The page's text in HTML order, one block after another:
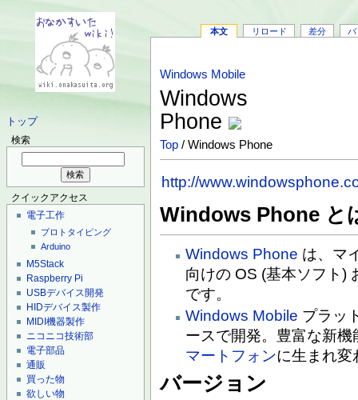
トップ
検索
クイックアクセス
電子工作
プロトタイピング
Arduino
M5Stack
Raspberry Pi
USBデバイス開発
HIDデバイス製作
MIDI機器製作
ニコニコ技術部
電子部品
通販
買った物
欲しい物
本文 リロード 差分 バ
Windows Mobile
Windows
Phone
Top / Windows Phone
http://
Windows Phone と
Windows Phone は、マ
向けの OS (基本ソフト)
です。
Windows Mobile プラッ
ースで開発。豊富な新
マートフォンに生まれ変
バージョン